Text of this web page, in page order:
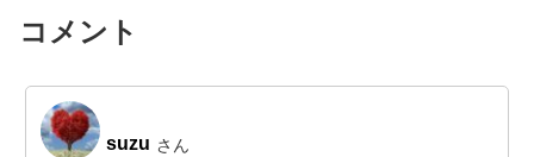
コメント
suzu さん